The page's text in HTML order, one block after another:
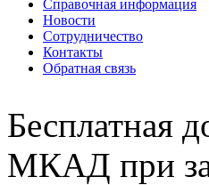
Справочная информация
Новости
Сотрудничество
Контакты
Обратная связь
Бесплатная
МКАД при